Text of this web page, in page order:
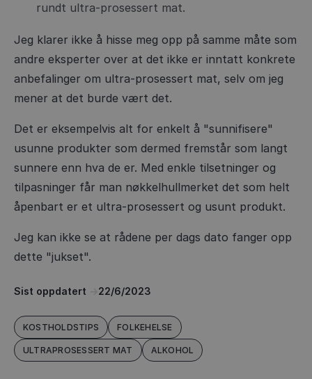
rundt ultra-prosessert mat.
Jeg klarer ikke å hisse meg opp på samme måte som
andre eksperter over at det ikke er inntatt konkrete
anbefalinger om ultra-prosessert mat, selv om jeg
mener at det burde vært det.
Det er eksempelvis alt for enkelt å "sunnifisere"
usunne produkter som dermed fremstår som langt
sunnere enn hva de er. Med enkle tilsetninger og
tilpasninger får man nøkkelhullmerket det som helt
åpenbart er et ultra-prosessert og usunt produkt.
Jeg kan ikke se at rådene per dags dato fanger opp
dette "jukset".
Sist oppdatert 22/6/2023
KOSTHOLDSTIPS FOLKEHELSE
ULTRAPROSESSERT MAT ALKOHOL